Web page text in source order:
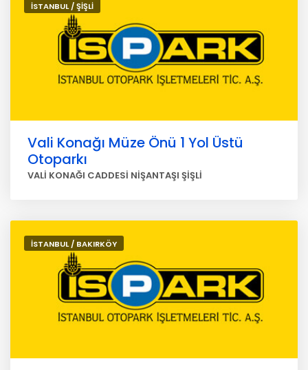
İSTANBUL / ŞİŞLİ
Vali Konağı Müze Önü 1 Yol Üstü
Otoparkı
VALİ KONAĞI CADDESİ NİŞANTAŞI ŞİŞLİ
İSTANBUL / BAKIRKÖY